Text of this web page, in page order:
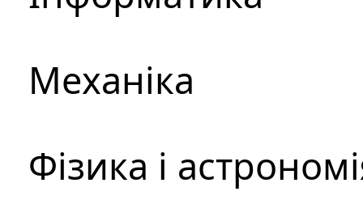
Механіка
Фізика і